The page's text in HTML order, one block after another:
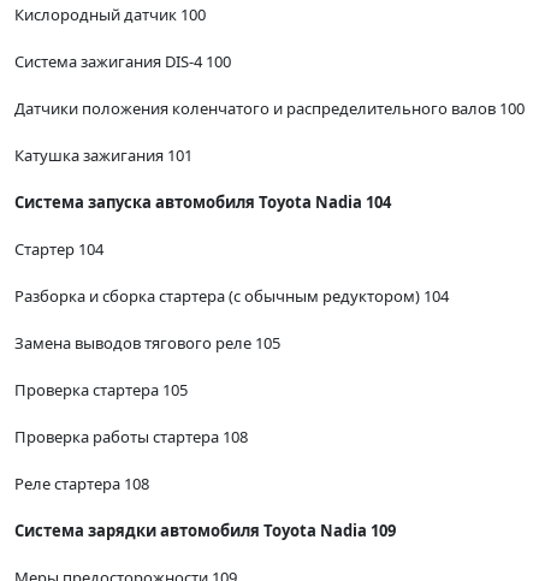
Кислородный датчик 100
Система зажигания DIS-4 100
Датчики положения коленчатого и распределительного валов 100
Катушка зажигания 101
Система запуска автомобиля Toyota Nadia 104
Стартер 104
Разборка и сборка стартера (с обычным редуктором) 104
Замена выводов тягового реле 105
Проверка стартера 105
Проверка работы стартера 108
Реле стартера 108
Система зарядки автомобиля Toyota Nadia 109